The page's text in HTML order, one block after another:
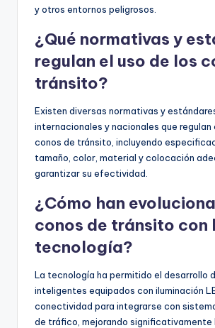
y otros entornos peligrosos.
¿Qué normativas y
regulan el uso de los
tránsito?
Existen diversas normativas y
internacionales y nacionales que regulan
conos de tránsito, incluyendo
tamaño, color, material y colocación
garantizar su efectividad.
¿Cómo han
conos de tránsito con
tecnología?
La tecnología ha permitido el desarrollo
inteligentes equipados con iluminación
conectividad para integrarse con
de tráfico, mejorando significativamente